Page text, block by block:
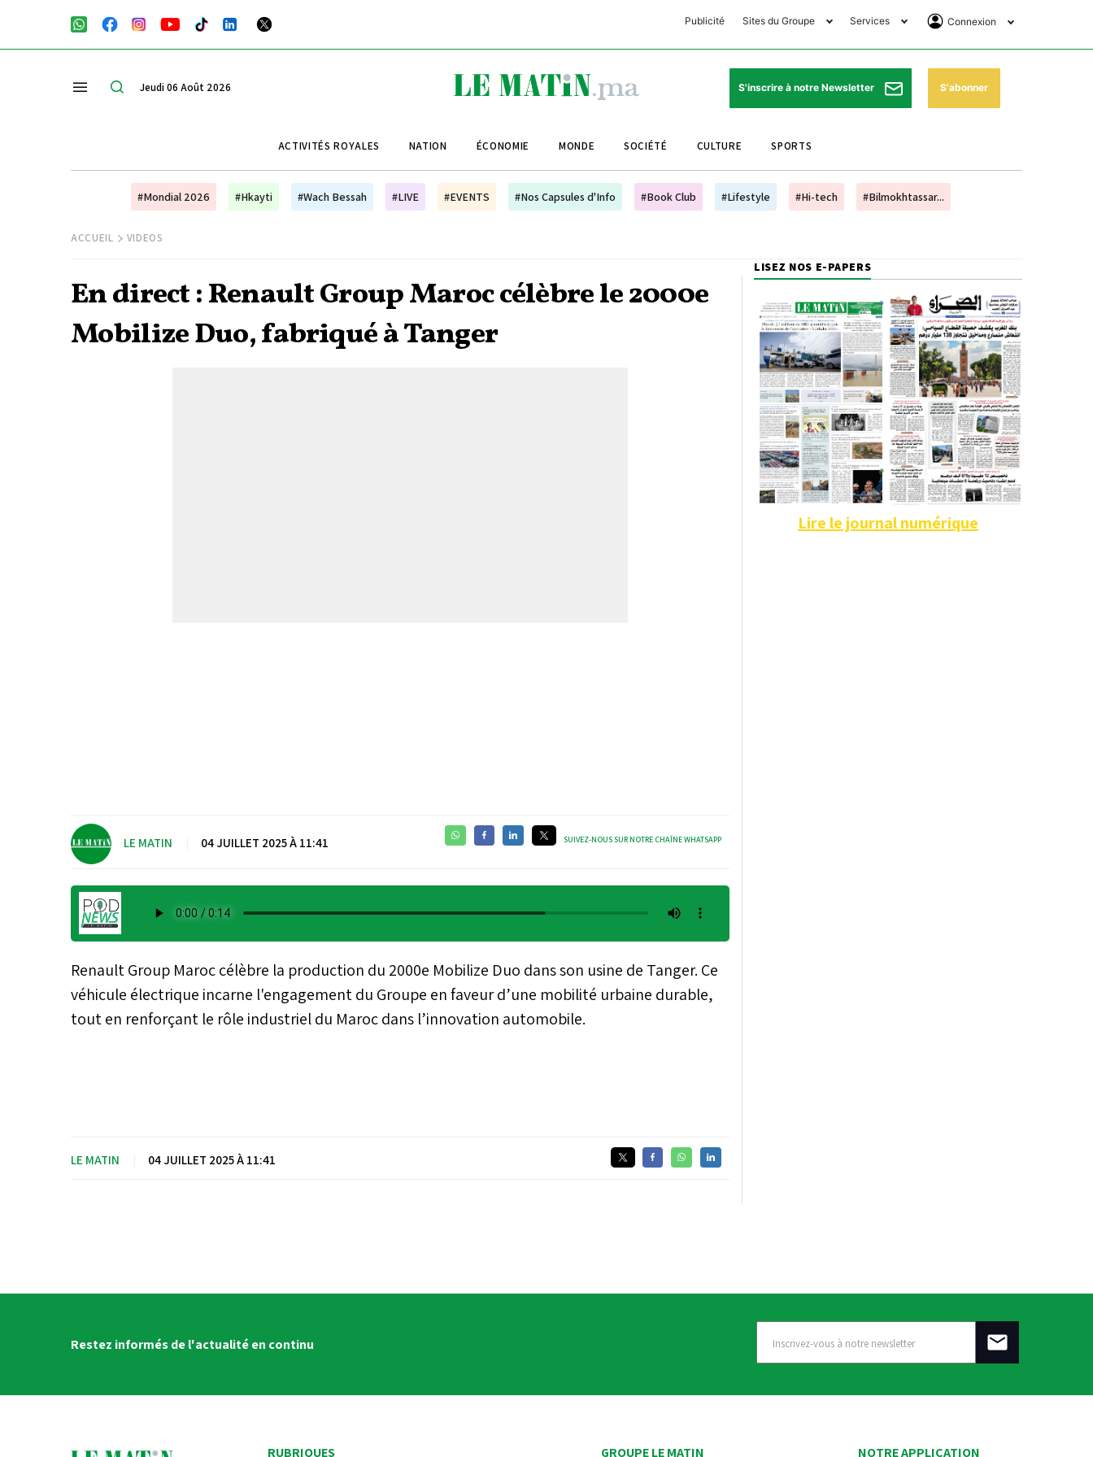
Publicité Sites du Groupe
Club Avantages
Le Matin Sports
Le Matin Store
Le Matin Annonces
Morocco Today Forum
Bookclub
Services
Horaires de prières
Pharmacies de garde
Programme TV
Cinéma
Connexion
Se Connecter
Abonnement
Jeudi 06 Août 2026 S'inscrire à notre Newsletter S'abonner
ACTIVITÉS ROYALES NATION ÉCONOMIE MONDE SOCIÉTÉ CULTURE SPORTS
#Mondial 2026 #Hkayti #Wach Bessah #LIVE #EVENTS #Nos Capsules d'Info #Book Club #Lifestyle #Hi-tech #Bilmokhtassar...
ACCUEIL VIDEOS
En direct : Renault Group Maroc célèbre le 2000e
Mobilize Duo, fabriqué à Tanger
LE MATIN 04 JUILLET 2025 À 11:41 SUIVEZ-NOUS SUR NOTRE CHAÎNE WHATSAPP
Renault Group Maroc célèbre la production du 2000e Mobilize Duo dans son usine de Tanger. Ce
véhicule électrique incarne l'engagement du Groupe en faveur d’une mobilité urbaine durable,
tout en renforçant le rôle industriel du Maroc dans l’innovation automobile.
LE MATIN 04 JUILLET 2025 À 11:41
LISEZ NOS E-PAPERS
Lire le journal numérique
Restez informés de l'actualité en continu
RUBRIQUES GROUPE LE MATIN NOTRE APPLICATION